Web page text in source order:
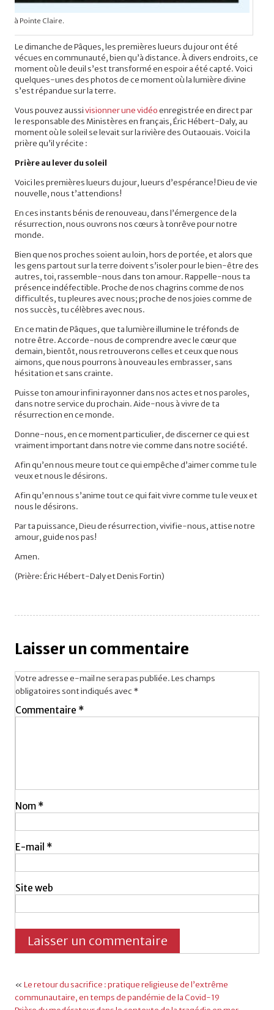
à Pointe Claire.
Le dimanche de Pâques, les premières lueurs du jour ont été
vécues en communauté, bien qu’à distance.À divers endroits, ce
moment où le deuil s’est transformé en espoir a été capté. Voici
quelques-unes des photos de ce moment où la lumière divine
s’est répandue sur la terre.
Vous pouvez aussivisionner une vidéo enregistrée en direct par
le responsable des Ministères en français, Éric Hébert-Daly, au
moment où le soleil se levait sur la rivière des Outaouais. Voici la
prière qu’il y récite :
Prière au lever du soleil
Voici les premières lueurs du jour, lueurs d’espérance! Dieu de vie
nouvelle, nous t’attendions!
En ces instants bénis de renouveau, dans l’émergence de la
résurrection, nous ouvrons nos cœurs à tonrêve pour notre
monde.
Bien que nos proches soient au loin, hors de portée, et alors que
les gens partout sur la terre doivent s’isoler pour le bien-être des
autres, toi, rassemble-nous dans ton amour. Rappelle-nous ta
présence indéfectible. Proche de nos chagrins comme de nos
difficultés, tu pleures avec nous; proche de nos joies comme de
nos succès, tu célèbres avec nous.
En ce matin de Pâques, que ta lumière illumine le tréfonds de
notre être. Accorde-nous de comprendre avec le cœur que
demain, bientôt, nous retrouverons celles et ceux que nous
aimons, que nous pourrons à nouveau les embrasser, sans
hésitation et sans crainte.
Puisse ton amour infini rayonner dans nos actes et nos paroles,
dans notre service du prochain. Aide-nous à vivre de ta
résurrection en ce monde.
Donne-nous, en ce moment particulier, de discerner ce qui est
vraiment important dans notre vie comme dans notre société.
Afin qu’en nous meure tout ce qui empêche d’aimer comme tu le
veux et nous le désirons.
Afin qu’en nous s’anime tout ce qui fait vivre comme tu le veux et
nous le désirons.
Par ta puissance, Dieu de résurrection, vivifie-nous, attise notre
amour, guide nos pas!
Amen.
(Prière: Éric Hébert-Daly et Denis Fortin)
Laisser un commentaire
Votre adresse e-mail ne sera pas publiée.Les champs
obligatoires sont indiqués avec *
Commentaire *
Nom *
E-mail *
Site web
« Le retour du sacrifice : pratique religieuse de l’extrême
communautaire, en temps de pandémie de la Covid-19